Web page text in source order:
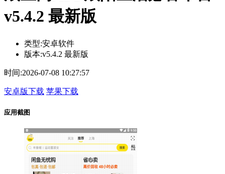
v5.4.2 最新版
类型:安卓软件
版本:v5.4.2 最新版
时间:2026-07-08 10:27:57
安卓版下载 苹果下载
应用截图